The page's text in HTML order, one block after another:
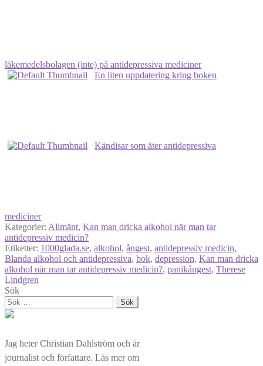
läkemedelsbolagen (inte) på antidepressiva mediciner
En liten uppdatering kring boken
Kändisar som äter antidepressiva
mediciner
Kategorier: Allmänt, Kan man dricka alkohol när man tar
antidepressiv medicin?
Etiketter: 1000glada.se, alkohol, ångest, antidepressiv medicin,
Blanda alkohol och antidepressiva, bok, depression, Kan man dricka
alkohol när man tar antidepressiv medicin?, panikångest, Therese
Lindgren
Sök
Sök
efter:
Jag heter Christian Dahlström och är
journalist och författare. Läs mer om